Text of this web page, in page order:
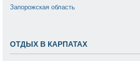
Запорожская область
ОТДЫХ В КАРПАТАХ